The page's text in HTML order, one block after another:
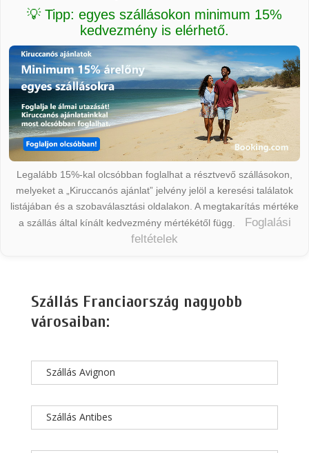
💡 Tipp: egyes szállásokon minimum 15%
kedvezmény is elérhető.
Legalább 15%-kal olcsóbban foglalhat a résztvevő szállásokon,
melyeket a „Kiruccanós ajánlat” jelvény jelöl a keresési találatok
listájában és a szobaválasztási oldalakon. A megtakarítás mértéke
a szállás által kínált kedvezmény mértékétől függ.
Foglalási
feltételek
Szállás Franciaország nagyobb
városaiban:
Szállás Avignon
Szállás Antibes